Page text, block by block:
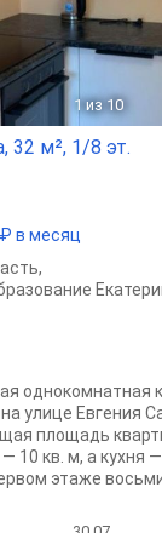
1 из 10
32 м², 1/8 эт.
в месяц
,
однокомнатная
улице Евгения
площадь
10 кв. м, а кухня
этаже